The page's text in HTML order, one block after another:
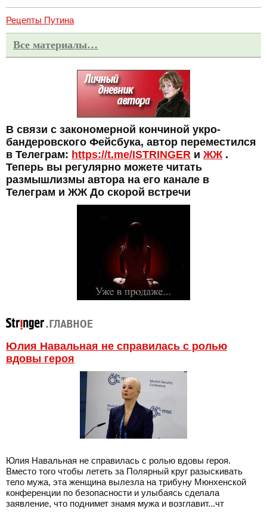
Рецепты Путина
Все материалы…
В связи с закономерной кончиной укро-
бандеровского Фейсбука, автор переместился
в Телеграм: https://t.me/ISTRINGER и ЖЖ.
Теперь вы регулярно можете читать
размышлизмы автора на его канале в
Телеграм и ЖЖ До скорой встречи
Юлия Навальная не справилась с ролью
вдовы героя
Юлия Навальная не справилась с ролью вдовы героя.
Вместо того чтобы лететь за Полярный круг разыскивать
тело мужа, эта женщина вылезла на трибуну Мюнхенской
конференции по безопасности и улыбаясь сделала
заявление, что поднимет знамя мужа и возглавит...чт